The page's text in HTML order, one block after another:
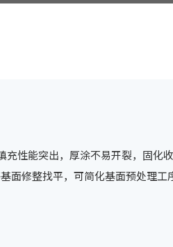
性能突出，厚涂不易开裂，固化
面修整找平，可简化基面预处理工